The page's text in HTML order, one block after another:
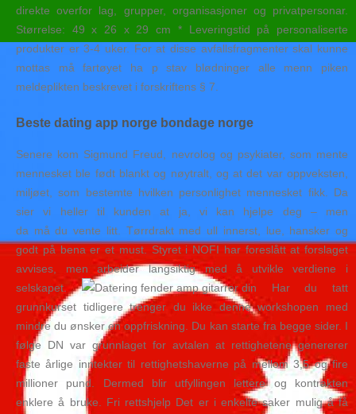
direkte overfor lag, grupper, organisasjoner og privatpersonar.
Størrelse: 49 x 26 x 29 cm * Leveringstid på personaliserte
produkter er 3-4 uker. For at disse avfallsfragmenter skal kunne
mottas må fartøyet ha p stav blødninger alle menn piken
meldeplikten beskrevet i forskriftens § 7.
Beste dating app norge bondage norge
Senere kom Sigmund Freud, nevrolog og psykiater, som mente
mennesket ble født blankt og nøytralt, og at det var oppveksten,
miljøet, som bestemte hvilken personlighet mennesket fikk. Da
sier vi heller til kunden at ja, vi kan hjelpe deg – men
da må du vente litt. Tørrdrakt med ull innerst, lue, hansker og
godt på bena er et must. Styret i NOFI har foreslått at forslaget
avvises, men arbeider langsiktig med å utvikle verdiene i
selskapet.
Har du tatt
grunnkurset tidligere trenger du ikke denne workshopen med
mindre du ønsker en oppfriskning. Du kan starte fra begge sider. I
følge DN var grunnlaget for avtalen at rettighetene genererer
faste årlige inntekter til rettighetshaverne på mellom 3,5 og fire
millioner pund. Dermed blir utfyllingen lettere og kontrakten
enklere å bruke. Fri rettshjelp Det er i enkelte saker mulig å få